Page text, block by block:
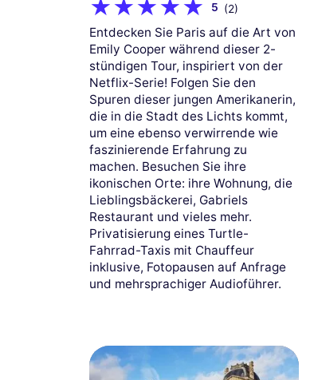
5 (2)
Entdecken Sie Paris auf die Art von
Emily Cooper während dieser 2-
stündigen Tour, inspiriert von der
Netflix-Serie! Folgen Sie den
Spuren dieser jungen Amerikanerin,
die in die Stadt des Lichts kommt,
um eine ebenso verwirrende wie
faszinierende Erfahrung zu
machen. Besuchen Sie ihre
ikonischen Orte: ihre Wohnung, die
Lieblingsbäckerei, Gabriels
Restaurant und vieles mehr.
Privatisierung eines Turtle-
Fahrrad-Taxis mit Chauffeur
inklusive, Fotopausen auf Anfrage
und mehrsprachiger Audioführer.